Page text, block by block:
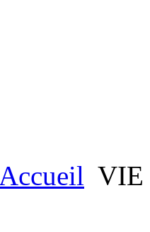
Accueil VIE